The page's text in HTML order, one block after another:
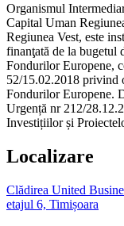
Organismul
Capital Uman
Regiunea Vest, este
finanţată de la bugetul
Fondurilor Europene,
52/15.02.2018 privind
Fondurilor Europene.
Urgență nr 212/
Investițiilor și
Localizare
Clădirea United
etajul 6, Timișoara